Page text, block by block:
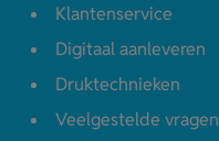
Klantenservice
Digitaal aanleveren
Druktechnieken
Veelgestelde vragen